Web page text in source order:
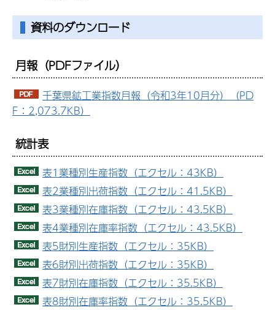
資料のダウンロード
月報（PDFファイル）
千葉県鉱工業指数月報（令和3年10月分）（PD
F：2,073.7KB）
統計表
表1業種別生産指数（エクセル：43KB）
表2業種別出荷指数（エクセル：41.5KB）
表3業種別在庫指数（エクセル：43.5KB）
表4業種別在庫率指数（エクセル：43.5KB）
表5財別生産指数（エクセル：35KB）
表6財別出荷指数（エクセル：35KB）
表7財別在庫指数（エクセル：35.5KB）
表8財別在庫率指数（エクセル：35.5KB）